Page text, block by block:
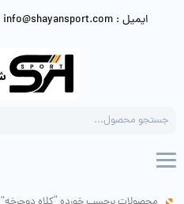
ایمیل : info@shayansport.com | شماره تماس : 09212710718
search